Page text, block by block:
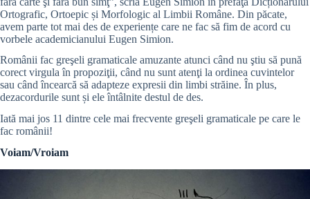
Ortografic, Ortoepic și Morfologic al Limbii Române. Din păcate,
avem parte tot mai des de experiențe care ne fac să fim de acord cu
vorbele academicianului Eugen Simion.
Românii fac greşeli gramaticale amuzante atunci când nu ştiu să pună
corect virgula în propoziţii, când nu sunt atenţi la ordinea cuvintelor
sau când încearcă să adapteze expresii din limbi străine. În plus,
dezacordurile sunt și ele întâlnite destul de des.
Iată mai jos 11 dintre cele mai frecvente greşeli gramaticale pe care le
fac românii!
Voiam/Vroiam